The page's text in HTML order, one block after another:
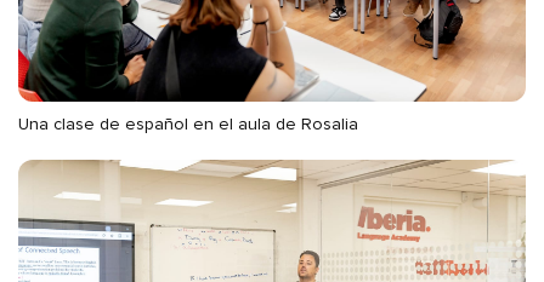
Una clase de español en el aula de Rosalia